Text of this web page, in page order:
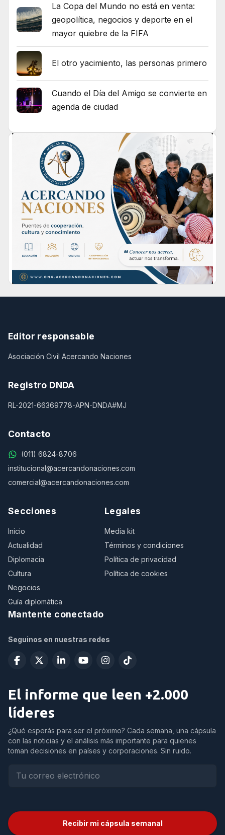
La Copa del Mundo no está en venta:
geopolítica, negocios y deporte en el
mayor quiebre de la FIFA
El otro yacimiento, las personas primero
Cuando el Día del Amigo se convierte en
agenda de ciudad
Editor responsable
Asociación Civil Acercando Naciones
Registro DNDA
RL-2021-66369778-APN-DNDA#MJ
Contacto
(011) 6824-8706
institucional@acercandonaciones.com
comercial@acercandonaciones.com
Secciones
Inicio
Actualidad
Diplomacia
Cultura
Negocios
Guía diplomática
Legales
Media kit
Términos y condiciones
Política de privacidad
Política de cookies
Mantente conectado
Seguinos en nuestras redes
El informe que leen +2.000
líderes
¿Qué esperás para ser el próximo? Cada semana, una cápsula
con las noticias y el análisis más importante para quienes
toman decisiones en países y corporaciones. Sin ruido.
Recibir mi cápsula semanal